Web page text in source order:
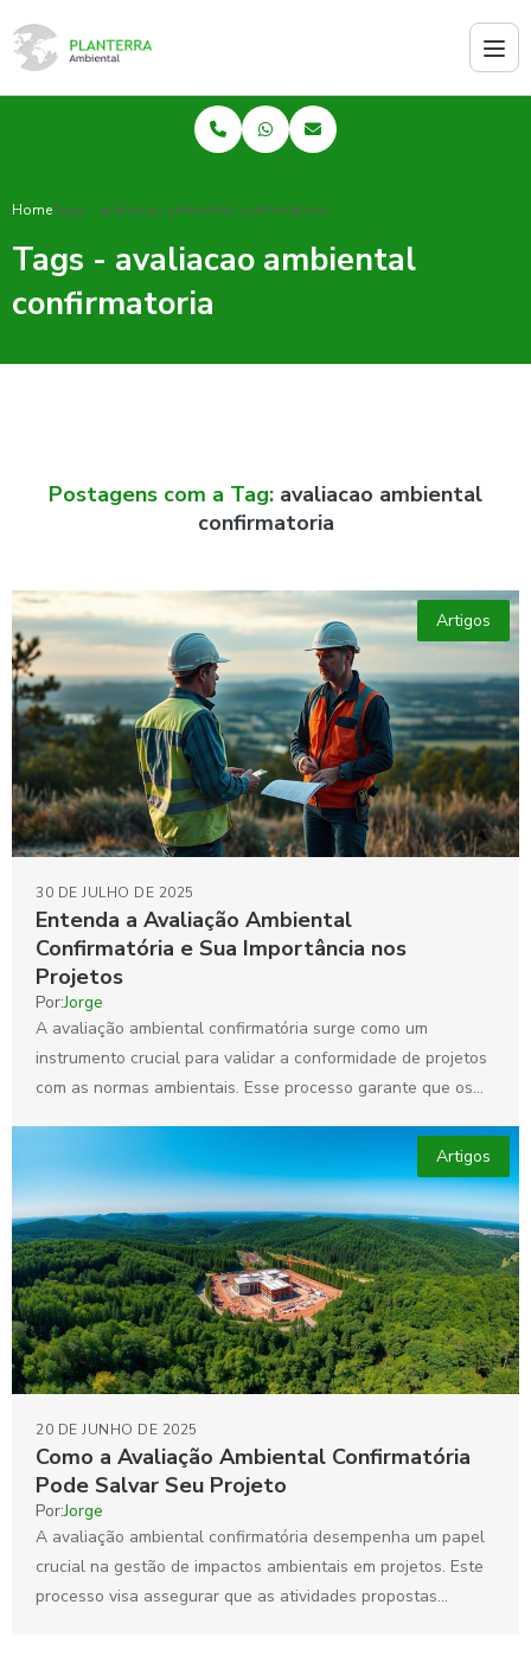
HomeTags - avaliacao ambiental confirmatoria
Tags - avaliacao ambiental
confirmatoria
Postagens com a Tag: avaliacao ambiental
confirmatoria
Artigos
Entenda a Avaliação Ambiental
Confirmatória e Sua Importância nos
Projetos
30 DE JULHO DE 2025
Por:Jorge
A avaliação ambiental confirmatória surge como um
instrumento crucial para validar a conformidade de projetos
com as normas ambientais. Esse processo garante que os
Artigos
Como a Avaliação Ambiental Confirmatória
Pode Salvar Seu Projeto
20 DE JUNHO DE 2025
Por:Jorge
A avaliação ambiental confirmatória desempenha um papel
crucial na gestão de impactos ambientais em projetos. Este
processo visa assegurar que as atividades propostas